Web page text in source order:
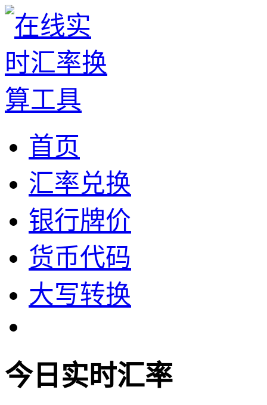
首页
汇率兑换
银行牌价
货币代码
大写转换
今日实时汇率